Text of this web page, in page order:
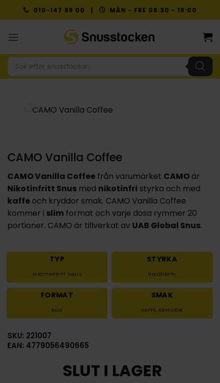
to
010-147 99 00 | MÅN - FRE 08:30 - 19:00
Produktsökning
CAMO Vanilla Coffee
CAMO Vanilla Coffee från varumärket CAMO är
Nikotinfritt Snus med nikotinfri styrka och med
kaffe och kryddor smak. CAMO Vanilla Coffee
kommer i slim format och varje dosa rymmer 20
portioner. CAMO är tillverkat av UAB Global Snus.
TYP
NIKOTINFRITT SNUS
STYRKA
NIKOTINFRI
FORMAT
SLIM
SMAK
KAFFE, KRYDDOR
SKU: 221007
EAN: 4779056490665
SLUT I LAGER